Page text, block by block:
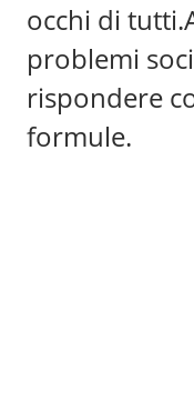
occhi di tutti.
problemi
rispondere
formule.